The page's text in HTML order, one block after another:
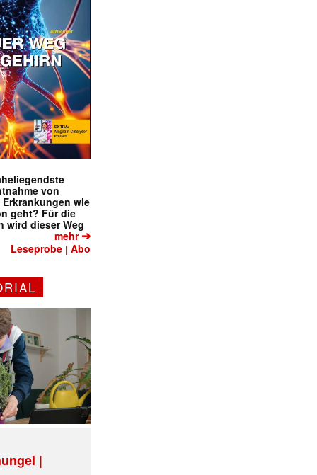
von
wie
geht? Für die
wird dieser Weg
mehr➔
Leseprobe |Abo
|